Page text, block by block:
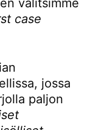
valitsimme
case
jossa
paljon